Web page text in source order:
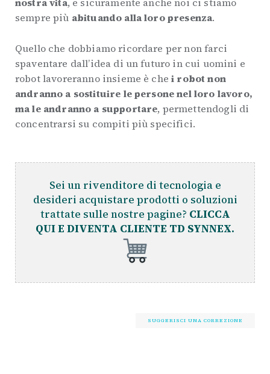
sempre più abituando alla loro presenza.
Quello che dobbiamo ricordare per non farci
spaventare dall’idea di un futuro in cui uomini e
robot lavoreranno insieme è chei robot non
andranno a sostituire le persone nel loro lavoro,
ma le andranno a supportare, permettendogli di
concentrarsi su compiti più specifici.
Sei un rivenditore di tecnologia e
desideri acquistare prodotti o soluzioni
trattate sulle nostre pagine? CLICCA
QUI E DIVENTA CLIENTE TD SYNNEX.
SUGGERISCI UNA CORREZIONE